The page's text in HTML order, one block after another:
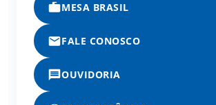
MESA BRASIL
FALE CONOSCO
OUVIDORIA